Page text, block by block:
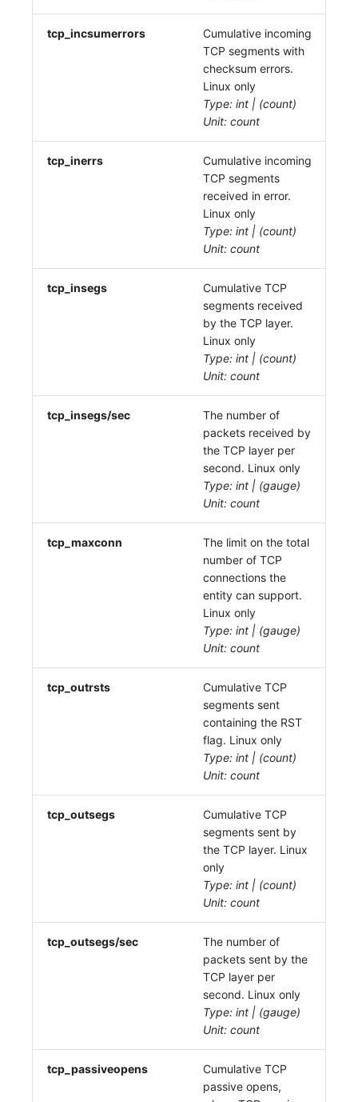
tcp_incsumerrors
Cumulative incoming
TCP segments with
checksum errors.
Linux only
Type: int | (count)
Unit: count
tcp_inerrs
Cumulative incoming
TCP segments
received in error.
Linux only
Type: int | (count)
Unit: count
tcp_insegs
Cumulative TCP
segments received
by the TCP layer.
Linux only
Type: int | (count)
Unit: count
tcp_insegs/sec
The number of
packets received by
the TCP layer per
second. Linux only
Type: int | (gauge)
Unit: count
tcp_maxconn
The limit on the total
number of TCP
connections the
entity can support.
Linux only
Type: int | (gauge)
Unit: count
tcp_outrsts
Cumulative TCP
segments sent
containing the RST
flag. Linux only
Type: int | (count)
Unit: count
tcp_outsegs
Cumulative TCP
segments sent by
the TCP layer. Linux
only
Type: int | (count)
Unit: count
tcp_outsegs/sec
The number of
packets sent by the
TCP layer per
second. Linux only
Type: int | (gauge)
Unit: count
tcp_passiveopens
Cumulative TCP
passive opens,